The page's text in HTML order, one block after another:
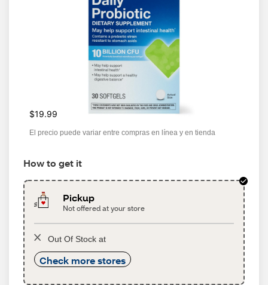
$19.99
El precio puede variar entre compras en línea y en tienda
How to get it
Pickup
Not offered at your store
Out Of Stock at
Check more stores